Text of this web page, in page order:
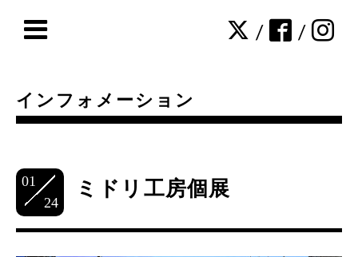
/ /
インフォメーション
01
24
ミドリ工房個展